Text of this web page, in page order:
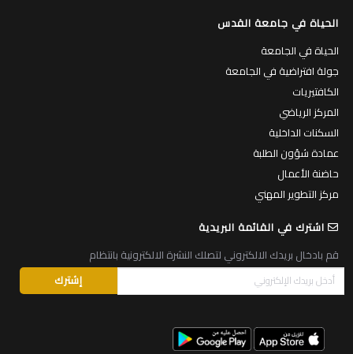
الحياة في جامعة القدس
الحياة في الجامعة
جولة افتراضية في الجامعة
الكافتيريات
المركز الرياضي
السكنات الداخلية
عمادة شؤون الطلبة
حاضنة الأعمال
مركز التطوير المهني
اشترك في القائمة البريدية
قم بادخال بريدك الالكتروني لتصلك النشرة الالكترونية بانتظام